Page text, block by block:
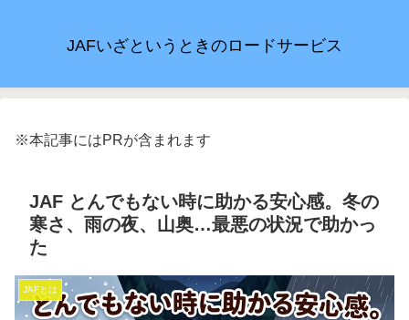
JAFいざというときのロードサービス
※本記事にはPRが含まれます
JAF とんでもない時に助かる安心感。冬の
寒さ、雨の夜、山奥…最悪の状況で助かっ
た
JAFとは